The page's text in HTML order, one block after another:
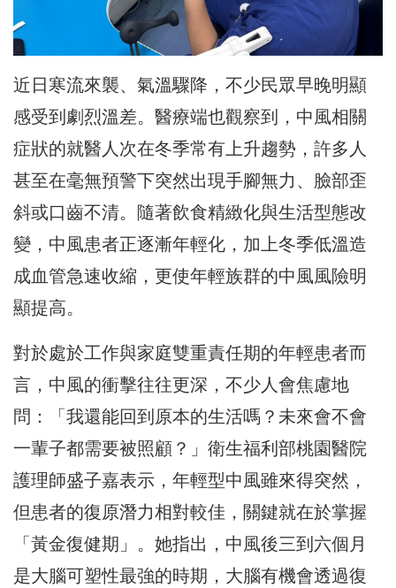
近日寒流來襲、氣溫驟降，不少民眾早晚明顯
感受到劇烈溫差。醫療端也觀察到，中風相關
症狀的就醫人次在冬季常有上升趨勢，許多人
甚至在毫無預警下突然出現手腳無力、臉部歪
斜或口齒不清。隨著飲食精緻化與生活型態改
變，中風患者正逐漸年輕化，加上冬季低溫造
成血管急速收縮，更使年輕族群的中風風險明
顯提高。
對於處於工作與家庭雙重責任期的年輕患者而
言，中風的衝擊往往更深，不少人會焦慮地
問：「我還能回到原本的生活嗎？未來會不會
一輩子都需要被照顧？」衛生福利部桃園醫院
護理師盛子嘉表示，年輕型中風雖來得突然，
但患者的復原潛力相對較佳，關鍵就在於掌握
「黃金復健期」。她指出，中風後三到六個月
是大腦可塑性最強的時期，大腦有機會透過復